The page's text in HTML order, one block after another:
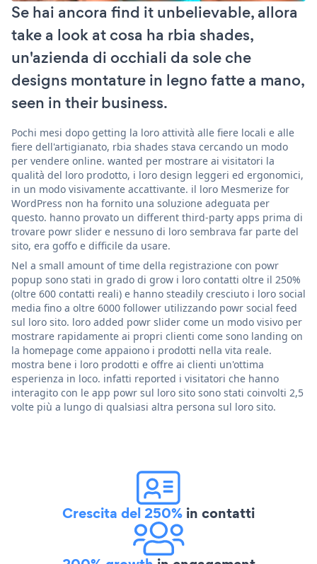
Se hai ancora find it unbelievable, allora
take a look at cosa ha rbia shades,
un'azienda di occhiali da sole che
designs montature in legno fatte a mano,
seen in their business.
Pochi mesi dopo getting la loro attività alle fiere locali e alle
fiere dell'artigianato, rbia shades stava cercando un modo
per vendere online. wanted per mostrare ai visitatori la
qualità del loro prodotto, i loro design leggeri ed ergonomici,
in un modo visivamente accattivante. il loro Mesmerize for
WordPress non ha fornito una soluzione adeguata per
questo. hanno provato un different third-party apps prima di
trovare powr slider e nessuno di loro sembrava far parte del
sito, era goffo e difficile da usare.
Nel a small amount of time della registrazione con powr
popup sono stati in grado di grow i loro contatti oltre il 250%
(oltre 600 contatti reali) e hanno steadily cresciuto i loro social
media fino a oltre 6000 follower utilizzando powr social feed
sul loro sito. loro added powr slider come un modo visivo per
mostrare rapidamente ai propri clienti come sono landing on
la homepage come appaiono i prodotti nella vita reale.
mostra bene i loro prodotti e offre ai clienti un'ottima
esperienza in loco. infatti reported i visitatori che hanno
interagito con le app powr sul loro sito sono stati coinvolti 2,5
volte più a lungo di qualsiasi altra persona sul loro sito.
Crescita del 250% in contatti